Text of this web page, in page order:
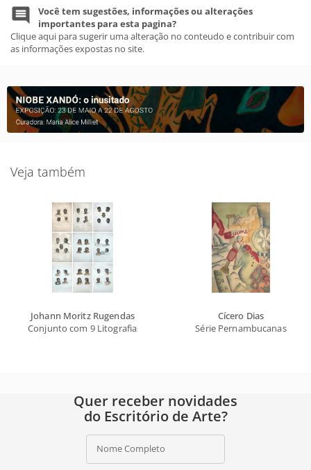
Você tem sugestões, informações ou alterações
importantes para esta pagina?
Clique aqui para sugerir uma alteração no conteudo e contribuir com
as informações expostas no site.
Veja também
Johann Moritz Rugendas
Conjunto com 9 Litografias
Cícero Dias
Série Pernambucanas
Quer receber novidades
do Escritório de Arte?
Nome Completo